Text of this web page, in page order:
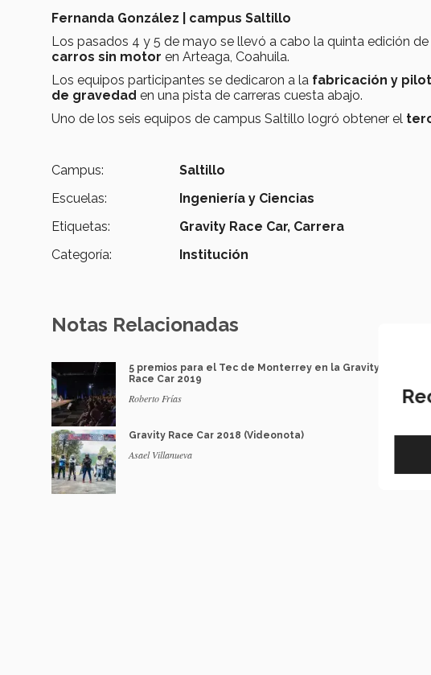
Fernanda González | campus Saltillo
Los pasados 4 y 5 de mayo se llevó a cabo la quinta edición de
carros sin motor en Arteaga, Coahuila.
Los equipos participantes se dedicaron a la fabricación y
de gravedad en una pista de carreras cuesta abajo.
Uno de los seis equipos de campus Saltillo logró obtener el
Campus:
Saltillo
Escuelas:
Ingeniería y Ciencias
Etiquetas:
Gravity Race Car, Carrera
Categoría:
Institución
Notas Relacionadas
5 premios para el Tec de Monterrey en la Gravity
Race Car 2019
Roberto Frías
Gravity Race Car 2018 (Videonota)
Asael Villanueva